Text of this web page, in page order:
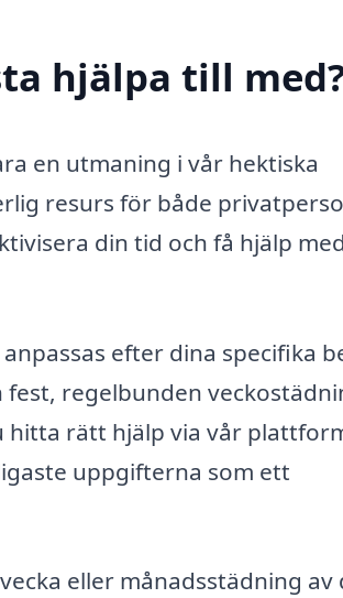
hjälpa till
en utmaning i vår hektiska
resurs för både
din tid och få hjälp
efter dina specifika
regelbunden
hitta rätt hjälp via vår
uppgifterna som ett
eller månadsstädning av